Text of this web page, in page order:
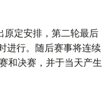
原定安排，第二轮最后
进行。随后赛事将连续
和决赛，并于当天产生